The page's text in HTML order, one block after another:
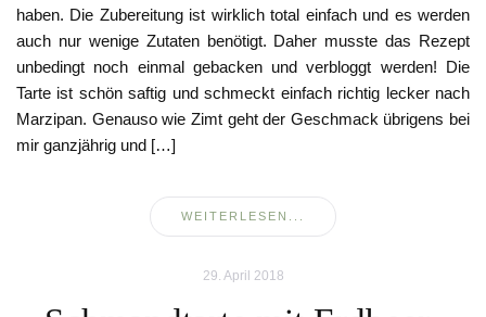
haben. Die Zubereitung ist wirklich total einfach und es werden
auch nur wenige Zutaten benötigt. Daher musste das Rezept
unbedingt noch einmal gebacken und verbloggt werden! Die
Tarte ist schön saftig und schmeckt einfach richtig lecker nach
Marzipan. Genauso wie Zimt geht der Geschmack übrigens bei
mir ganzjährig und […]
WEITERLESEN...
29. April 2018